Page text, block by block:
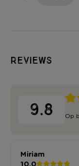
Reviews
9.8 Op
Miriam
10.0